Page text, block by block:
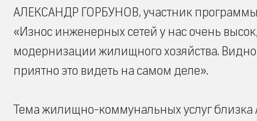
АЛЕКСАНДР ГОРБУНОВ, участник
«Износ инженерных сетей у нас очень
модернизации жилищного хозяйства. Видно,
приятно это видеть на самом деле».
Тема жилищно-коммунальных услуг близка